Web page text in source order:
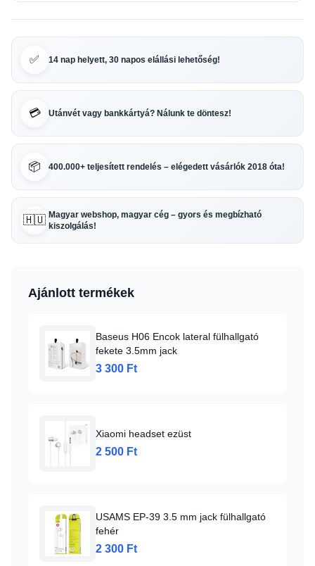
✅ 14 nap helyett, 30 napos elállási lehetőség!
💳 Utánvét vagy bankkártyá? Nálunk te döntesz!
📦 400.000+ teljesített rendelés – elégedett vásárlók 2018 óta!
🇭🇺 Magyar webshop, magyar cég – gyors és megbízható
kiszolgálás!
Ajánlott termékek
Baseus H06 Encok lateral fülhallgató
fekete 3.5mm jack
3 300 Ft
Xiaomi headset ezüst
2 500 Ft
USAMS EP-39 3.5 mm jack fülhallgató
fehér
2 300 Ft